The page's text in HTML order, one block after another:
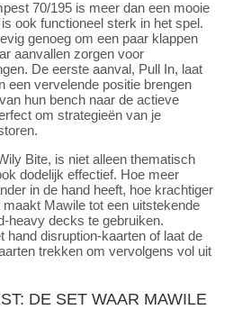
70/195 is meer dan een mooie
ook functioneel sterk in het spel.
genoeg om een paar klappen
aanvallen zorgen voor
De eerste aanval, Pull In, laat
een vervelende positie brengen
hun bench naar de actieve
om strategieën van je
Bite, is niet alleen thematisch
dodelijk effectief. Hoe meer
in de hand heeft, hoe krachtiger
Mawile tot een uitstekende
heavy decks te gebruiken.
hand disruption-kaarten of laat de
trekken om vervolgens vol uit
DE SET WAAR MAWILE